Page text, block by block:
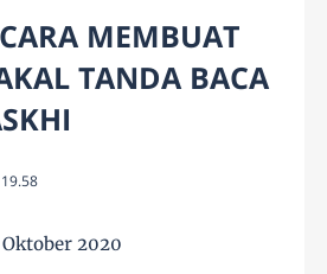
MEMBUAT
TANDA BACA
19.58
2020